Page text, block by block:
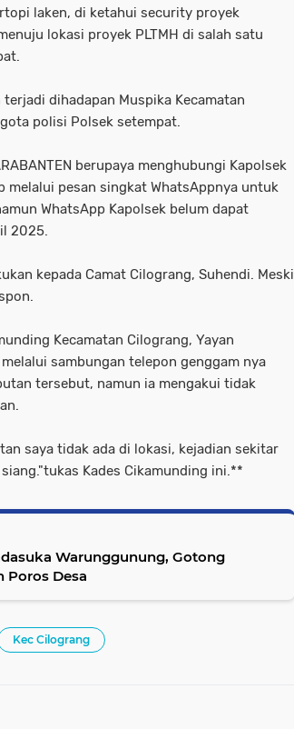
laken, di ketahui security proyek
lokasi proyek PLTMH di salah satu
dihadapan Muspika Kecamatan
polisi Polsek setempat.
berupaya menghubungi Kapolsek
melalui pesan singkat WhatsAppnya untuk
WhatsApp Kapolsek belum dapat
2025.
kepada Camat Cilograng, Suhendi. Meski
Kecamatan Cilograng, Yayan
sambungan telepon genggam nya
tersebut, namun ia mengakui tidak
saya tidak ada di lokasi, kejadian sekitar
Kades Cikamunding ini.**
Warunggunung, Gotong
Poros Desa
Kec Cilograng